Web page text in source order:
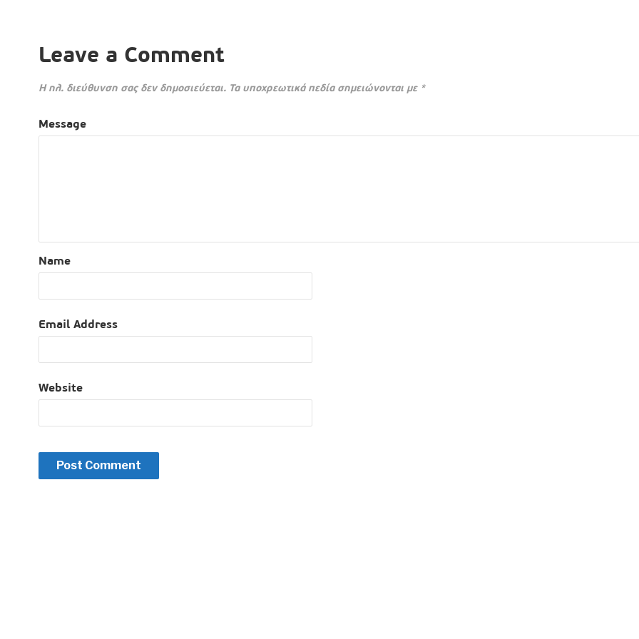
Leave a Comment
Η ηλ. διεύθυνση σας δεν δημοσιεύεται. Τα υποχρεωτικά πεδία σημειώνονται με *
Message
Name
Email Address
Website